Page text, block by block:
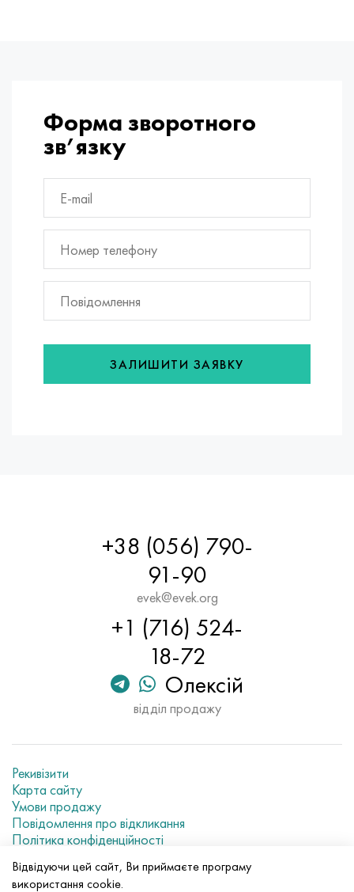
Форма зворотного
зв’язку
ЗАЛИШИТИ ЗАЯВКУ
+38 (056) 790-
91-90
evek@evek.org
+1 (716) 524-
18-72
Олексій
відділ продажу
Рекивізити
Карта сайту
Умови продажу
Повідомлення про відкликання
Політика конфіденційності
Відвідуючи цей сайт, Ви приймаєте програму
використання cookie.